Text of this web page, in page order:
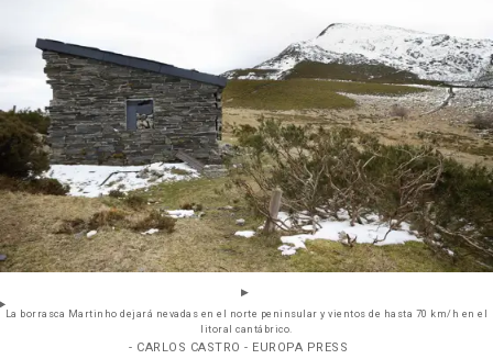
La borrasca Martinho dejará nevadas en el norte peninsular y vientos de hasta 70 km/h en el
litoral cantábrico.
- CARLOS CASTRO - EUROPA PRESS